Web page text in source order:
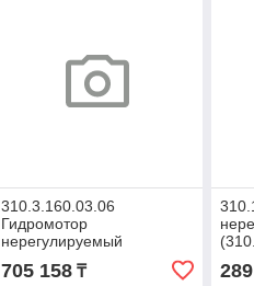
310.3.160.03.06
Гидромотор
нерегулируемый
705 158₸